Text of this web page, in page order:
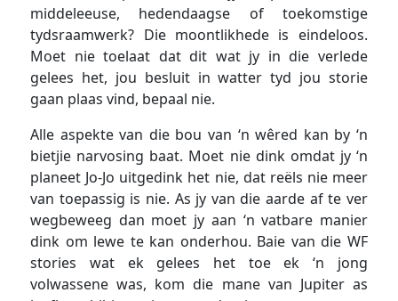
middeleeuse, hedendaagse of toekomstige
tydsraamwerk? Die moontlikhede is eindeloos.
Moet nie toelaat dat dit wat jy in die verlede
gelees het, jou besluit in watter tyd jou storie
gaan plaas vind, bepaal nie.
Alle aspekte van die bou van ‘n wêred kan by ‘n
bietjie narvosing baat. Moet nie dink omdat jy ‘n
planeet Jo-Jo uitgedink het nie, dat reëls nie meer
van toepassig is nie. As jy van die aarde af te ver
wegbeweeg dan moet jy aan ‘n vatbare manier
dink om lewe te kan onderhou. Baie van die WF
stories wat ek gelees het toe ek ‘n jong
volwassene was, kom die mane van Jupiter as